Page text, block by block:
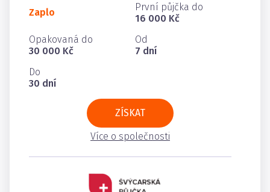
Zaplo
První půjčka do
16 000 Kč
Opakovaná do
30 000 Kč
Od
7 dní
Do
30 dní
ZÍSKAT
Více o společnosti